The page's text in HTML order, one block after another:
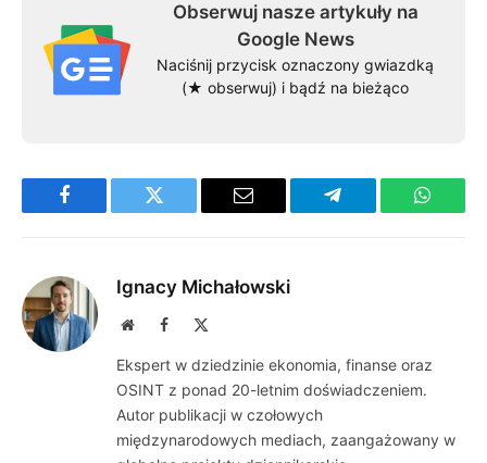
Obserwuj nasze artykuły na
Google News
Naciśnij przycisk oznaczony gwiazdką
(★ obserwuj) i bądź na bieżąco
Facebook Twitter Email Telegram
Ignacy Michałowski
WebsiteFacebook
Ekspert w dziedzinie ekonomia, finanse oraz
OSINT z ponad 20-letnim doświadczeniem.
Autor publikacji w czołowych
międzynarodowych mediach, zaangażowany w